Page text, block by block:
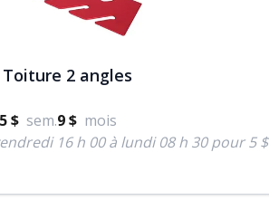
2 angles
5 $ sem.9 $ mois
16 h 00 à lundi 08 h 30 pour 5 $